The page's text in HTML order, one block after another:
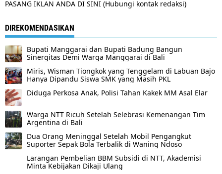
PASANG IKLAN ANDA DI SINI (Hubungi kontak redaksi)
DIREKOMENDASIKAN
Bupati Manggarai dan Bupati Badung Bangun
Sinergitas Demi Warga Manggarai di Bali
Miris, Wisman Tiongkok yang Tenggelam di Labuan Bajo
Hanya Dipandu Siswa SMK yang Masih PKL
Diduga Perkosa Anak, Polisi Tahan Kakek MM Asal Elar
Warga NTT Ricuh Setelah Selebrasi Kemenangan Tim
Argentina di Bali
Dua Orang Meninggal Setelah Mobil Pengangkut
Suporter Sepak Bola Terbalik di Waning Ndoso
Larangan Pembelian BBM Subsidi di NTT, Akademisi
Minta Kebijakan Dikaji Ulang